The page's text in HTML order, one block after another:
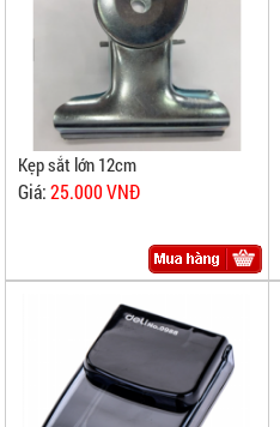
Kẹp sắt lớn 12cm
Giá:25.000 VNĐ